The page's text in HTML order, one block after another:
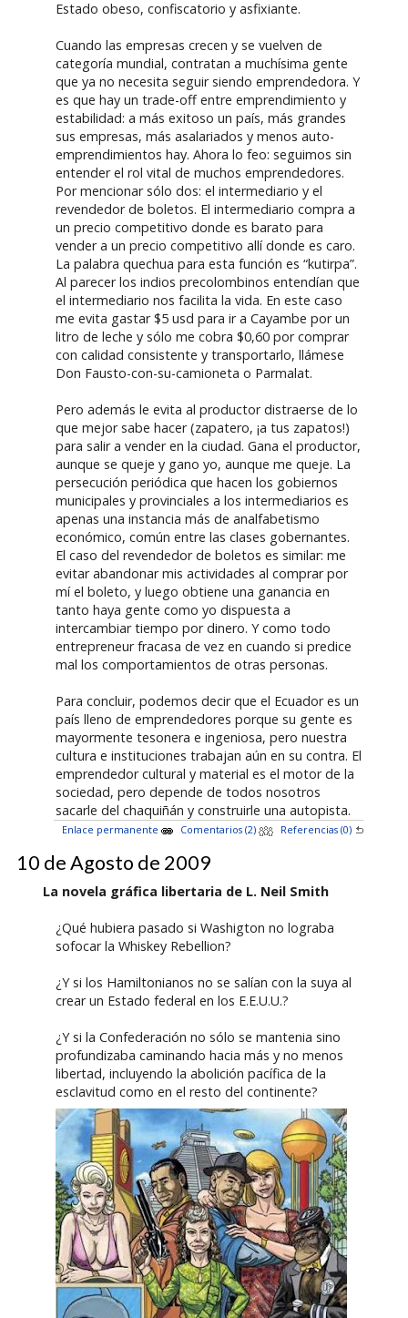
Estado obeso, confiscatorio y asfixiante.
Cuando las empresas crecen y se vuelven de
categoría mundial, contratan a muchísima gente
que ya no necesita seguir siendo emprendedora. Y
es que hay un trade-off entre emprendimiento y
estabilidad: a más exitoso un país, más grandes
sus empresas, más asalariados y menos auto-
emprendimientos hay. Ahora lo feo: seguimos sin
entender el rol vital de muchos emprendedores.
Por mencionar sólo dos: el intermediario y el
revendedor de boletos. El intermediario compra a
un precio competitivo donde es barato para
vender a un precio competitivo allí donde es caro.
La palabra quechua para esta función es “kutirpa”.
Al parecer los indios precolombinos entendían que
el intermediario nos facilita la vida. En este caso
me evita gastar $5 usd para ir a Cayambe por un
litro de leche y sólo me cobra $0,60 por comprar
con calidad consistente y transportarlo, llámese
Don Fausto-con-su-camioneta o Parmalat.
Pero además le evita al productor distraerse de lo
que mejor sabe hacer (zapatero, ¡a tus zapatos!)
para salir a vender en la ciudad. Gana el productor,
aunque se queje y gano yo, aunque me queje. La
persecución periódica que hacen los gobiernos
municipales y provinciales a los intermediarios es
apenas una instancia más de analfabetismo
económico, común entre las clases gobernantes.
El caso del revendedor de boletos es similar: me
evitar abandonar mis actividades al comprar por
mí el boleto, y luego obtiene una ganancia en
tanto haya gente como yo dispuesta a
intercambiar tiempo por dinero. Y como todo
entrepreneur fracasa de vez en cuando si predice
mal los comportamientos de otras personas.
Para concluir, podemos decir que el Ecuador es un
país lleno de emprendedores porque su gente es
mayormente tesonera e ingeniosa, pero nuestra
cultura e instituciones trabajan aún en su contra. El
emprendedor cultural y material es el motor de la
sociedad, pero depende de todos nosotros
sacarle del chaquiñán y construirle una autopista.
Enlace permanente Comentarios (2) Referencias (0)
10 de Agosto de 2009
La novela gráfica libertaria de L. Neil Smith
¿Qué hubiera pasado si Washigton no lograba
sofocar la Whiskey Rebellion?
¿Y si los Hamiltonianos no se salían con la suya al
crear un Estado federal en los E.E.U.U.?
¿Y si la Confederación no sólo se mantenia sino
profundizaba caminando hacia más y no menos
libertad, incluyendo la abolición pacífica de la
esclavitud como en el resto del continente?